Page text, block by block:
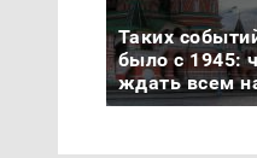
Таких
было с 1945:
ждать всем